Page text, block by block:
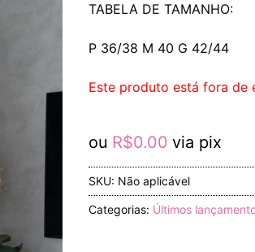
TABELA DE TAMANHO:
P 36/38 M 40 G 42/44
Este produto está fora de
ou R$0.00 via pix
SKU: Não aplicável
Categorias: Últimos